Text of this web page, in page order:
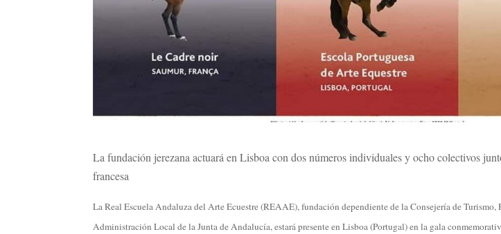
La fundación jerezana actuará en Lisboa con dos números individuales y ocho colectivos
francesa
La Real Escuela Andaluza del Arte Ecuestre (REAAE), fundación dependiente de la Consejería de Turismo,
Administración Local de la Junta de Andalucía, estará presente en Lisboa (Portugal) en la gala